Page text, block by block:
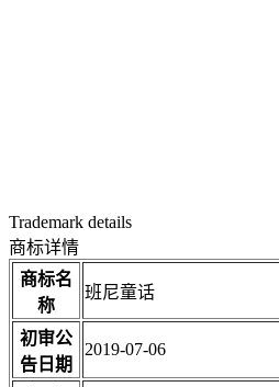
Trademark details
商标详情
商标名
称
班尼童话
初审公
告日期
2019-07-06